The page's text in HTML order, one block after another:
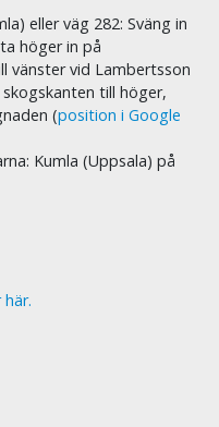
eller väg 282: Sväng in
höger in på
vänster vid Lambertsson
till höger,
(position i Google
Kumla (Uppsala) på
här.